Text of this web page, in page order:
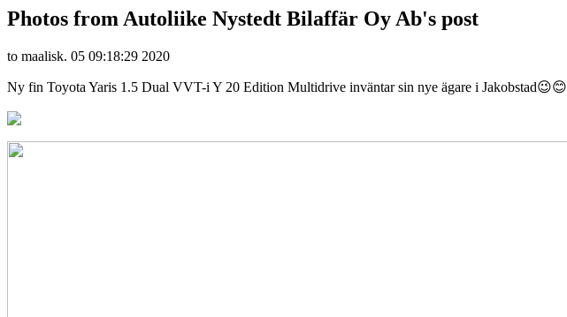
Photos from Autoliike Nystedt Bilaffär Oy Ab's post
to maalisk. 05 09:18:29 2020
Ny fin Toyota Yaris 1.5 Dual VVT-i Y 20 Edition Multidrive inväntar sin nye ägare i Jakobstad😉😊